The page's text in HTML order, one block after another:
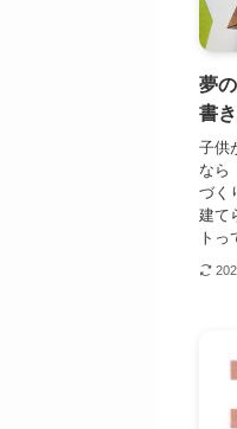
夢
書
子供
なら
づく
建て
トっ